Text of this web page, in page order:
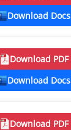
Download Docs
Download PDF
Download Docs
Download PDF